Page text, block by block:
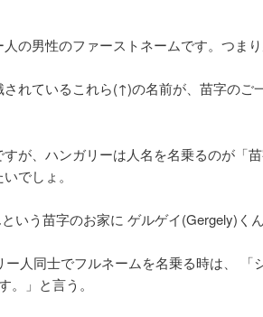
の男性のファーストネームです。つま
れているこれら(↑)の名前が、苗字のご
が、ハンガリーは人名を名乗るのが「
でしょ。
いう苗字のお家に ゲルゲイ(Gergely)く
人同士でフルネームを名乗る時は、 「
。」と言う。